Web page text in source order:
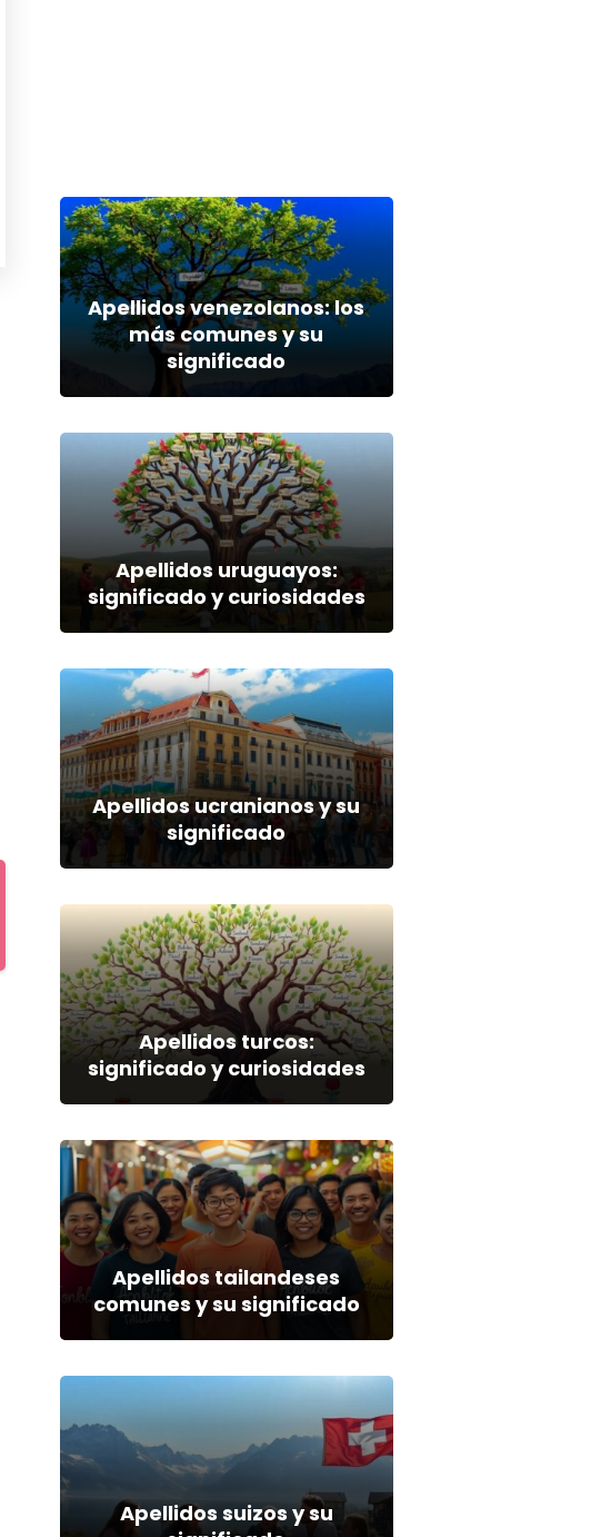
Apellidos venezolanos: los
más comunes y su
significado
Apellidos uruguayos:
significado y curiosidades
Apellidos ucranianos y su
significado
Apellidos turcos:
significado y curiosidades
Apellidos tailandeses
comunes y su significado
Apellidos suizos y su